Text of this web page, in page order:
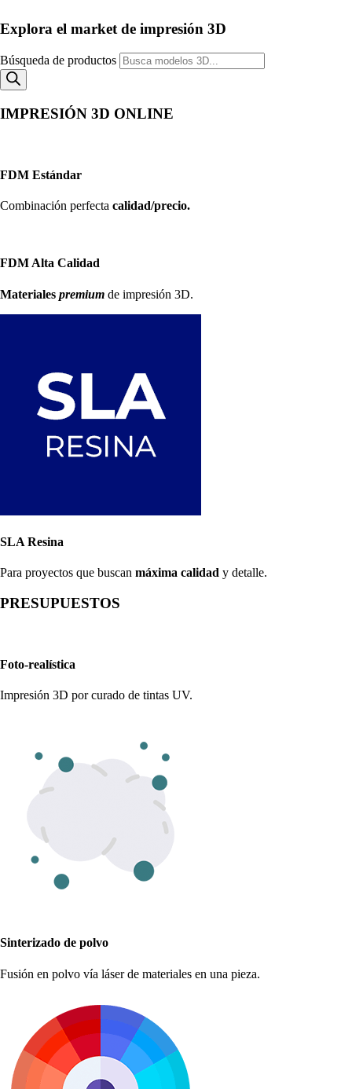
Explora el market de impresión 3D
Búsqueda de productos
IMPRESIÓN 3D ONLINE
FDM Estándar
Combinación perfecta calidad/precio.
FDM Alta Calidad
Materiales premium de impresión 3D.
SLA Resina
Para proyectos que buscan máxima calidad y detalle.
PRESUPUESTOS
Foto-realística
Impresión 3D por curado de tintas UV.
Sinterizado de polvo
Fusión en polvo vía láser de materiales en una pieza.